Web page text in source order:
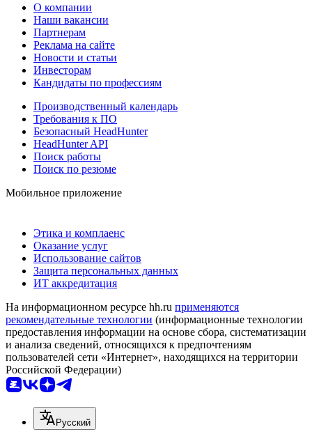
О компании
Наши вакансии
Партнерам
Реклама на сайте
Новости и статьи
Инвесторам
Кандидаты по профессиям
Производственный календарь
Требования к ПО
Безопасный HeadHunter
HeadHunter API
Поиск работы
Поиск по резюме
Мобильное приложение
Этика и комплаенс
Оказание услуг
Использование сайтов
Защита персональных данных
ИТ аккредитация
На информационном ресурсе hh.ru применяются
рекомендательные технологии (информационные технологии
предоставления информации на основе сбора, систематизации
и анализа сведений, относящихся к предпочтениям
пользователей сети «Интернет», находящихся на территории
Российской Федерации)
Русский